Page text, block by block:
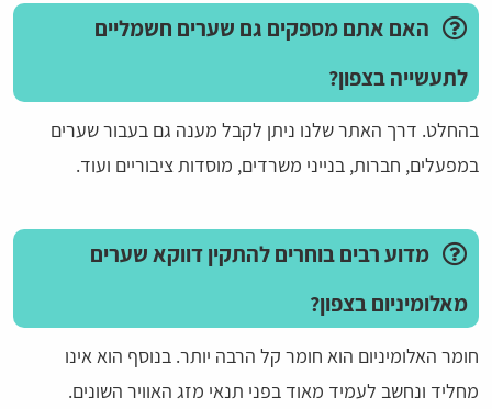
האם אתם מספקים גם שערים חשמליים
לתעשייה בצפון?
בהחלט. דרך האתר שלנו ניתן לקבל מענה גם בעבור שערים
במפעלים, חברות, בנייני משרדים, מוסדות ציבוריים ועוד.
מדוע רבים בוחרים להתקין דווקא שערים
מאלומיניום בצפון?
חומר האלומיניום הוא חומר קל הרבה יותר. בנוסף הוא אינו
מחליד ונחשב לעמיד מאוד בפני תנאי מזג האוויר השונים.